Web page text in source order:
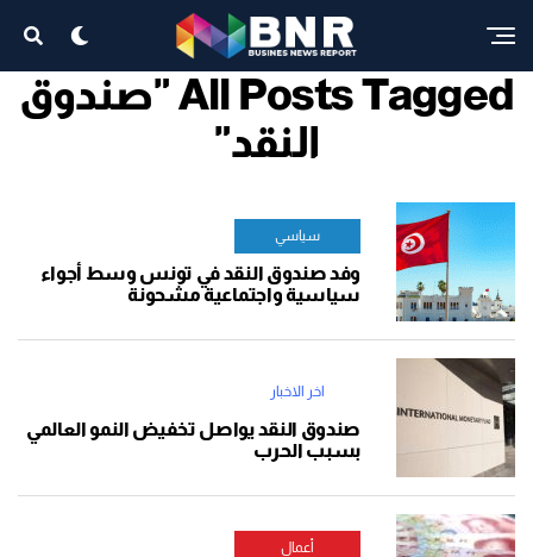
All Posts Tagged "صندوق
النقد"
سياسي
وفد صندوق النقد في تونس وسط أجواء
سياسية واجتماعية مشحونة
اخر الاخبار
صندوق النقد يواصل تخفيض النمو العالمي
بسبب الحرب
أعمال